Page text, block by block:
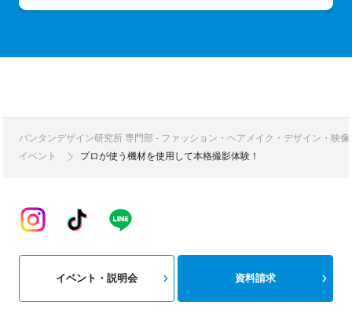
バンタンデザイン研究所 専門部 - ファッション・ヘアメイク・デザイン・映
イベント
プロが使う機材を使用して本格撮影体験！
イベント・説明会 資料請求